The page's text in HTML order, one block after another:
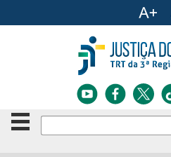
Ir para o menu
Botão
de